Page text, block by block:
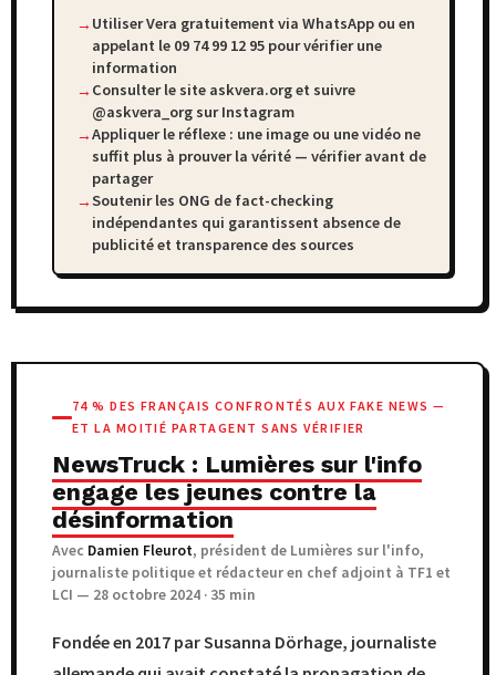
Utiliser Vera gratuitement via WhatsApp ou en
appelant le 09 74 99 12 95 pour vérifier une
information
Consulter le site askvera.org et suivre
@askvera_org sur Instagram
Appliquer le réflexe : une image ou une vidéo ne
suffit plus à prouver la vérité — vérifier avant de
partager
Soutenir les ONG de fact-checking
indépendantes qui garantissent absence de
publicité et transparence des sources
74 % DES FRANÇAIS CONFRONTÉS AUX FAKE NEWS —
ET LA MOITIÉ PARTAGENT SANS VÉRIFIER
NewsTruck : Lumières sur l'info
engage les jeunes contre la
désinformation
Avec Damien Fleurot, président de Lumières sur l'info,
journaliste politique et rédacteur en chef adjoint à TF1 et
LCI — 28 octobre 2024 · 35 min
Fondée en 2017 par Susanna Dörhage, journaliste